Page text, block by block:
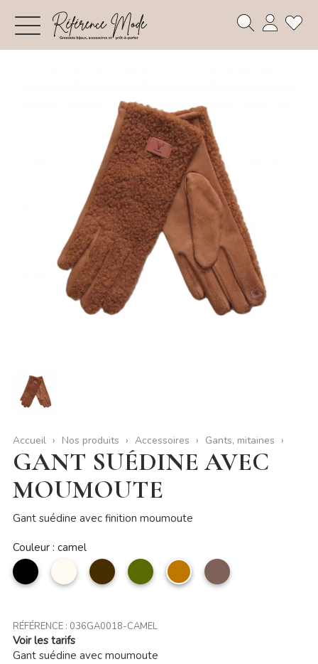
Accueil Nos produits Accessoires Gants, mitaines
GANT SUÉDINE AVEC
MOUMOUTE
Gant suédine avec finition moumoute
Couleur : camel
noir Beige Café kaki camel taupe
RÉFÉRENCE : 036GA0018-CAMEL
Voir les tarifs
Gant suédine avec moumoute